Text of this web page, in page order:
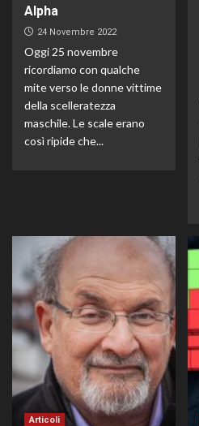
Alpha
24 Novembre 2022
Oggi 25 novembre
ricordiamo con qualche
mite verso le donne vittime
della scelleratezza
maschile. Le scale erano
così ripide che...
Articoli